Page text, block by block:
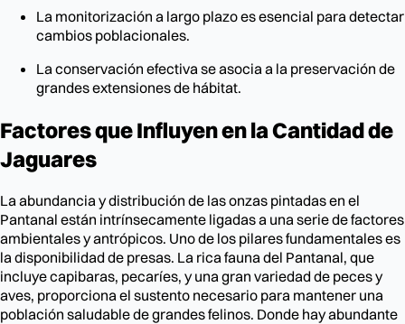
La monitorización a largo plazo es esencial para detectar
cambios poblacionales.
La conservación efectiva se asocia a la preservación de
grandes extensiones de hábitat.
Factores que Influyen en la Cantidad de
Jaguares
La abundancia y distribución de las onzas pintadas en el
Pantanal están intrínsecamente ligadas a una serie de factores
ambientales y antrópicos. Uno de los pilares fundamentales es
la disponibilidad de presas. La rica fauna del Pantanal, que
incluye capibaras, pecaríes, y una gran variedad de peces y
aves, proporciona el sustento necesario para mantener una
población saludable de grandes felinos. Donde hay abundante